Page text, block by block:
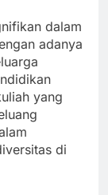
dalam
adanya
yang
di